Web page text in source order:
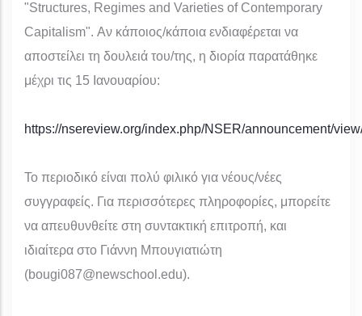
"Structures, Regimes and Varieties of Contemporary
Capitalism". Αν κάποιος/κάποια ενδιαφέρεται να
αποστείλει τη δουλειά του/της, η διορία παρατάθηκε
μέχρι τις 15 Ιανουαρίου:
https://nsereview.org/index.php/NSER/announcement/
Το περιοδικό είναι πολύ φιλικό για νέους/νέες
συγγραφείς. Για περισσότερες πληροφορίες, μπορείτε
να απευθυνθείτε στη συντακτική επιτροπή, και
ιδιαίτερα στο Γιάννη Μπουγιατιώτη
(bougi087@newschool.edu).